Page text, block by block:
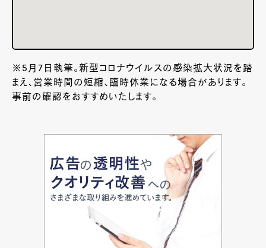
※5月7日執筆。新型コロナウイルスの感染拡大状況を踏
まえ、営業時間の短縮、臨時休業になる場合があります。
事前の確認をおすすめいたします。